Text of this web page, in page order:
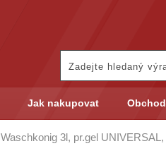
Jak nakupovat
Waschkonig 3l, pr.gel UNIVERSAL,